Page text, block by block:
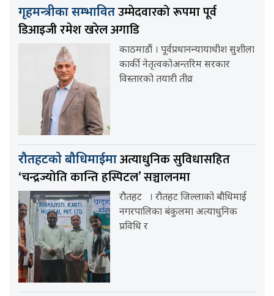
गृहमन्त्रीका सम्भावितउम्मेदवारको रूपमा पूर्व
डिआइजी रमेश खरेल अगाडि
काठमाडौं । पूर्वप्रधानन्यायाधीश सुशीला
कार्की नेतृत्वकोअन्तरिम सरकार
विस्तारको तयारी तीव्र
रौतहटको बौधिमाईमाअत्याधुनिक सुविधासहित
‘चन्द्रज्योति कान्ति हस्पिटल’ सञ्चालनमा
रौतहट । रौतहट जिल्लाको बौधिमाई
नगरपालिका बंकुलमा अत्याधुनिक
प्रविधि र